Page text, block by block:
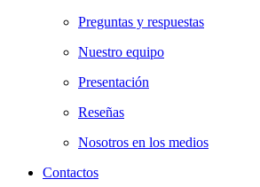
Preguntas y respuestas
Nuestro equipo
Presentación
Reseñas
Nosotros en los medios
Contactos